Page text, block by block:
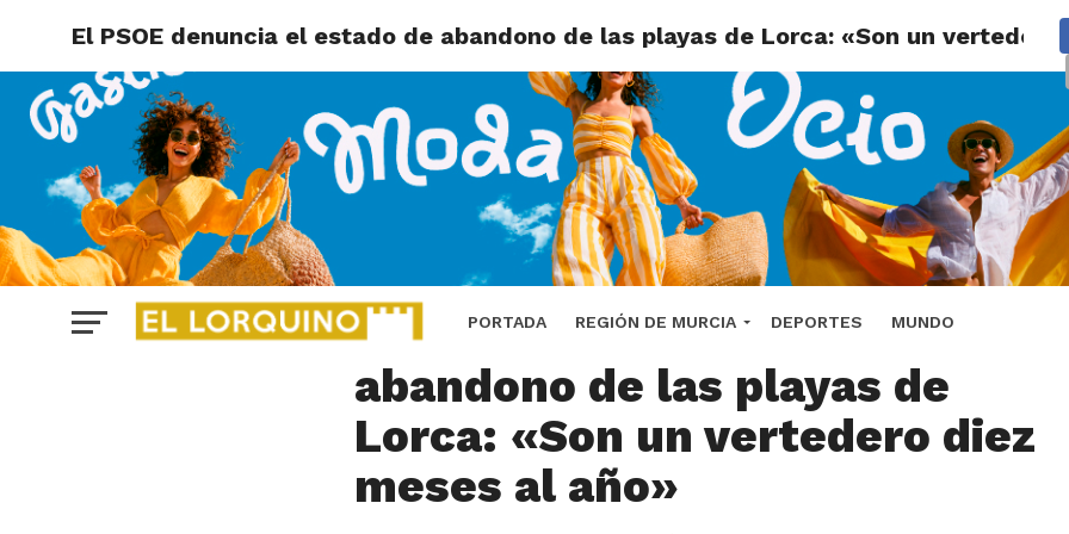
PORTADA REGIÓN DE MURCIA DEPORTES MUNDO
El PSOE denuncia el estado de abandono de las playas de Lorca: «Son un
LORCA
El PSOE denuncia el estado de
abandono de las playas de
Lorca: «Son un vertedero diez
meses al año»